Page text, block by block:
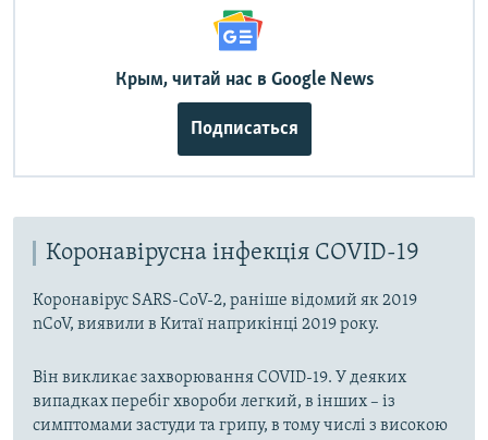
Крым, читай нас в Google News
Подписаться
Коронавірусна інфекція COVID-19
Коронавірус SARS-CoV-2, раніше відомий як 2019
nCoV, виявили в Китаї наприкінці 2019 року.
Він викликає захворювання COVID-19. У деяких
випадках перебіг хвороби легкий, в інших – із
симптомами застуди та грипу, в тому числі з високою